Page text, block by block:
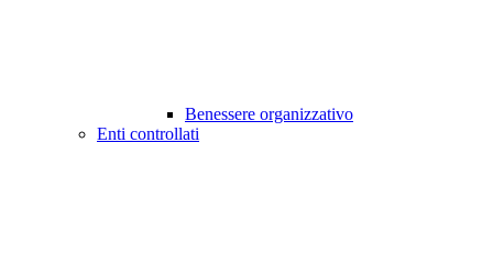
Benessere organizzativo
Enti controllati